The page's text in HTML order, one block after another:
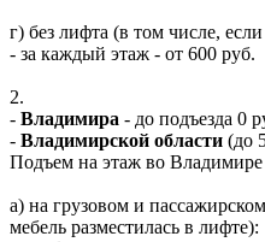
г) без лифта (в том числе,
- за каждый этаж - от 600 руб.
2.
- Владимира - до подъезда 0
- Владимирской области (до
Подъем на этаж во
а) на грузовом и
мебель разместилась в лифте):